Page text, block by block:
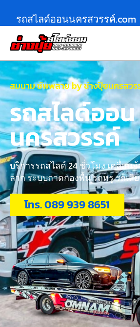
รถสไลด์ออนนครสวรรค์.com
สมนาม ซัพพลาย by ช่างปุ้ยนครสวร
รถสไลด์ออน
นครสวรรค์
บริการรถสไลด์ 24 ชั่วโมง เคลื่อน
ลาก ระบบถาดกองพื้น รถหรู รถเสีย
โทร. 089 939 8651